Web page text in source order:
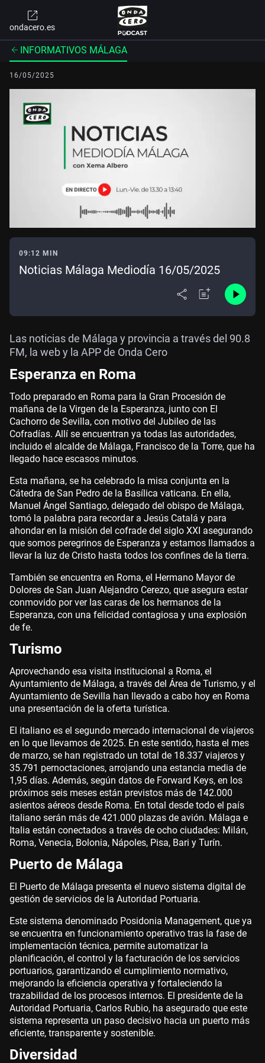
ondacero.es
INFORMATIVOS MÁLAGA
16/05/2025
09:12 MIN
Noticias Málaga Mediodía 16/05/2025
Las noticias de Málaga y provincia a través del 90.8
FM, la web y la APP de Onda Cero
Esperanza en Roma
Todo preparado en Roma para la Gran Procesión de
mañana de la Virgen de la Esperanza, junto con El
Cachorro de Sevilla, con motivo del Jubileo de las
Cofradías. Allí se encuentran ya todas las autoridades,
incluido el alcalde de Málaga, Francisco de la Torre, que ha
llegado hace escasos minutos.
Esta mañana, se ha celebrado la misa conjunta en la
Cátedra de San Pedro de la Basílica vaticana. En ella,
Manuel Ángel Santiago, delegado del obispo de Málaga,
tomó la palabra para recordar a Jesús Catalá y para
ahondar en la misión del cofrade del siglo XXI asegurando
que somos peregrinos de Esperanza y estamos llamados a
llevar la luz de Cristo hasta todos los confines de la tierra.
También se encuentra en Roma, el Hermano Mayor de
Dolores de San Juan Alejandro Cerezo, que asegura estar
conmovido por ver las caras de los hermanos de la
Esperanza, con una felicidad contagiosa y una explosión
de fe.
Turismo
Aprovechando esa visita institucional a Roma, el
Ayuntamiento de Málaga, a través del Área de Turismo, y el
Ayuntamiento de Sevilla han llevado a cabo hoy en Roma
una presentación de la oferta turística.
El italiano es el segundo mercado internacional de viajeros
en lo que llevamos de 2025. En este sentido, hasta el mes
de marzo, se han registrado un total de 18.337 viajeros y
35.791 pernoctaciones, arrojando una estancia media de
1,95 días. Además, según datos de Forward Keys, en los
próximos seis meses están previstos más de 142.000
asientos aéreos desde Roma. En total desde todo el país
italiano serán más de 421.000 plazas de avión. Málaga e
Italia están conectados a través de ocho ciudades: Milán,
Roma, Venecia, Bolonia, Nápoles, Pisa, Bari y Turín.
Puerto de Málaga
El Puerto de Málaga presenta el nuevo sistema digital de
gestión de servicios de la Autoridad Portuaria.
Este sistema denominado Posidonia Management, que ya
se encuentra en funcionamiento operativo tras la fase de
implementación técnica, permite automatizar la
planificación, el control y la facturación de los servicios
portuarios, garantizando el cumplimiento normativo,
mejorando la eficiencia operativa y fortaleciendo la
trazabilidad de los procesos internos. El presidente de la
Autoridad Portuaria, Carlos Rubio, ha asegurado que este
sistema representa un paso decisivo hacia un puerto más
eficiente, transparente y sostenible.
Diversidad